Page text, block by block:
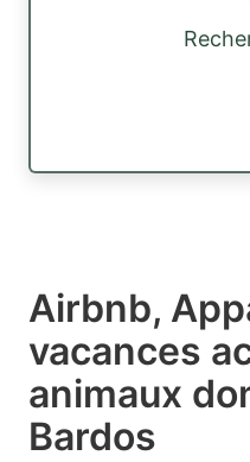
Airbnb,
vacances
animaux
Bardos